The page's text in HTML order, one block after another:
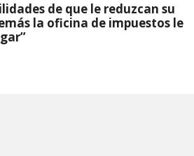
de que le reduzcan su
la oficina de impuestos le